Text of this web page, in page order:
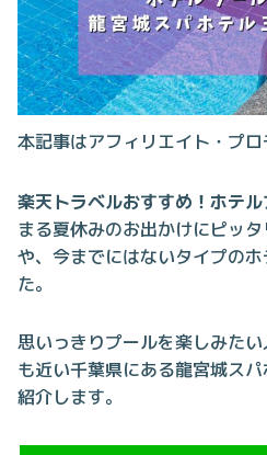
本記事はアフィリエイト・プ
楽天トラベルおすすめ！ホテ
まる夏休みのお出かけにピッ
や、今までにはないタイプの
た。
思いっきりプールを楽しみた
も近い千葉県にある龍宮城ス
紹介します。